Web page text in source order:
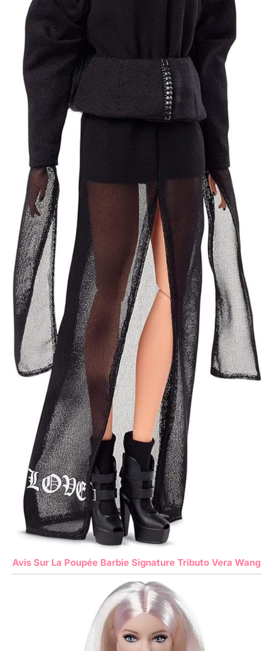
Avis Sur La Poupée Barbie Signature Tributo Vera Wang